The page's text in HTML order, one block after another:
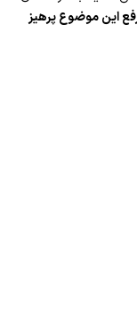
این موضوع پرهیز